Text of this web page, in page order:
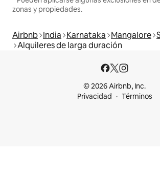
zonas y propiedades.
Airbnb India Karnataka Mangalore
Alquileres de larga duración
© 2026 Airbnb, Inc.
Privacidad
Términos